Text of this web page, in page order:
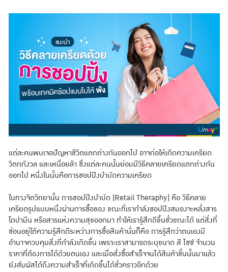
แต่ละคนพบเจอปัญหาชีวิตแตกต่างกันออกไป อาจก่อให้เกิดความเครียด
วิตกกังวล และเหนื่อยล้า ซึ่งแต่ละคนนั้นย่อมมีวิธีคลายเครียดแตกต่างกัน
ออกไป หนึ่งในนั้นคือการชอปปิงบำบัดความเครียด
ในทางจิตวิทยานั้น การชอปปิงบำบัด (Retail Theraphy) คือ วิธีคลาย
เครียดรูปแบบหนึ่งผ่านการซื้อของ ขณะที่เรากำลังชอปปิงสมองจะหลั่งสาร
โดปามีน หรือสารแห่งความสุขออกมา ทำให้เรารู้สึกดีขึ้นชั่วขณะได้ แต่สิ่งที่
ซ่อนอยู่ใต้ความรู้สึกดีระหว่างการซื้อสินค้านั่นก็คือ การรู้สึกว่าตนเองมี
อำนาจควบคุมสิ่งที่กำลังเกิดขึ้น เพราะเราสามารถระบุขนาด สี ไซซ์ จำนวน
ราคาที่ต้องการได้ด้วยตนเอง และเมื่อสั่งซื้อสำเร็จจนได้สินค้าชิ้นนั้นมาแล้ว
ยังสัมผัสได้ถึงความสำเร็จที่เกิดขึ้นได้ชั่วคราวอีกด้วย